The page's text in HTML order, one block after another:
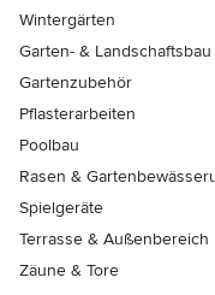
Wintergärten
Garten- & Landschaftsbau
Gartenzubehör
Pflasterarbeiten
Poolbau
Rasen &
Spielgeräte
Terrasse & Außenbereich
Zäune & Tore